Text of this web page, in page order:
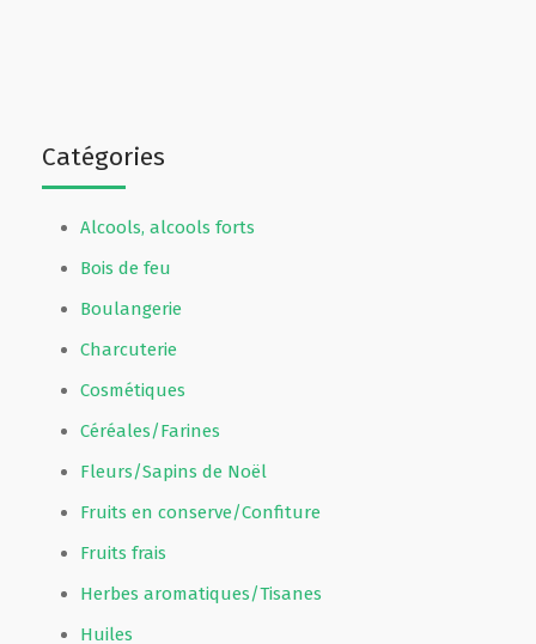
Catégories
Alcools, alcools forts
Bois de feu
Boulangerie
Charcuterie
Cosmétiques
Céréales/Farines
Fleurs/Sapins de Noël
Fruits en conserve/Confiture
Fruits frais
Herbes aromatiques/Tisanes
Huiles